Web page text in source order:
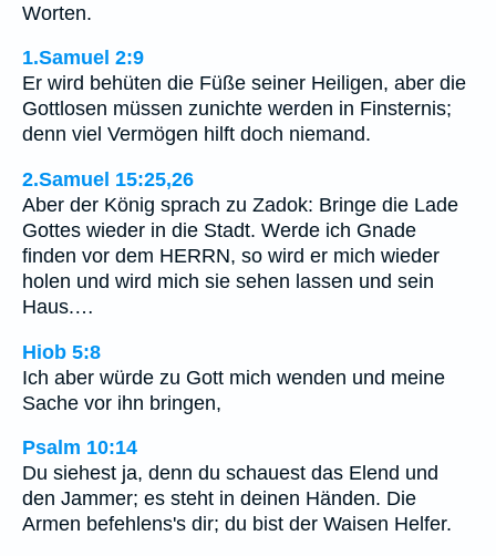
Worten.
1.Samuel 2:9
Er wird behüten die Füße seiner Heiligen, aber die
Gottlosen müssen zunichte werden in Finsternis;
denn viel Vermögen hilft doch niemand.
2.Samuel 15:25,26
Aber der König sprach zu Zadok: Bringe die Lade
Gottes wieder in die Stadt. Werde ich Gnade
finden vor dem HERRN, so wird er mich wieder
holen und wird mich sie sehen lassen und sein
Haus.…
Hiob 5:8
Ich aber würde zu Gott mich wenden und meine
Sache vor ihn bringen,
Psalm 10:14
Du siehest ja, denn du schauest das Elend und
den Jammer; es steht in deinen Händen. Die
Armen befehlens's dir; du bist der Waisen Helfer.